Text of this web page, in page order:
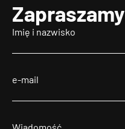
Zapraszamy